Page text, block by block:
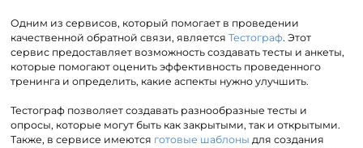
Одним из сервисов, который помогает в проведении
качественной обратной связи, являетсяТестограф. Этот
сервис предоставляет возможность создавать тесты и анкеты,
которые помогают оценить эффективность проведенного
тренинга и определить, какие аспекты нужно улучшить.
Тестограф позволяет создавать разнообразные тесты и
опросы, которые могут быть как закрытыми, так и открытыми.
Также, в сервисе имеются готовые шаблоны для создания